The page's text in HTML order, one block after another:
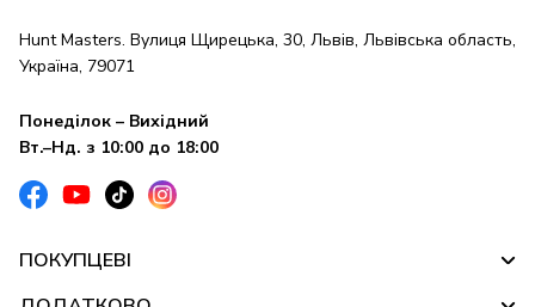
Hunt Masters. Вулиця Щирецька, 30, Львів, Львівська область,
Україна, 79071
Понеділок – Вихідний
Вт.–Нд. з 10:00 до 18:00
ПОКУПЦЕВІ